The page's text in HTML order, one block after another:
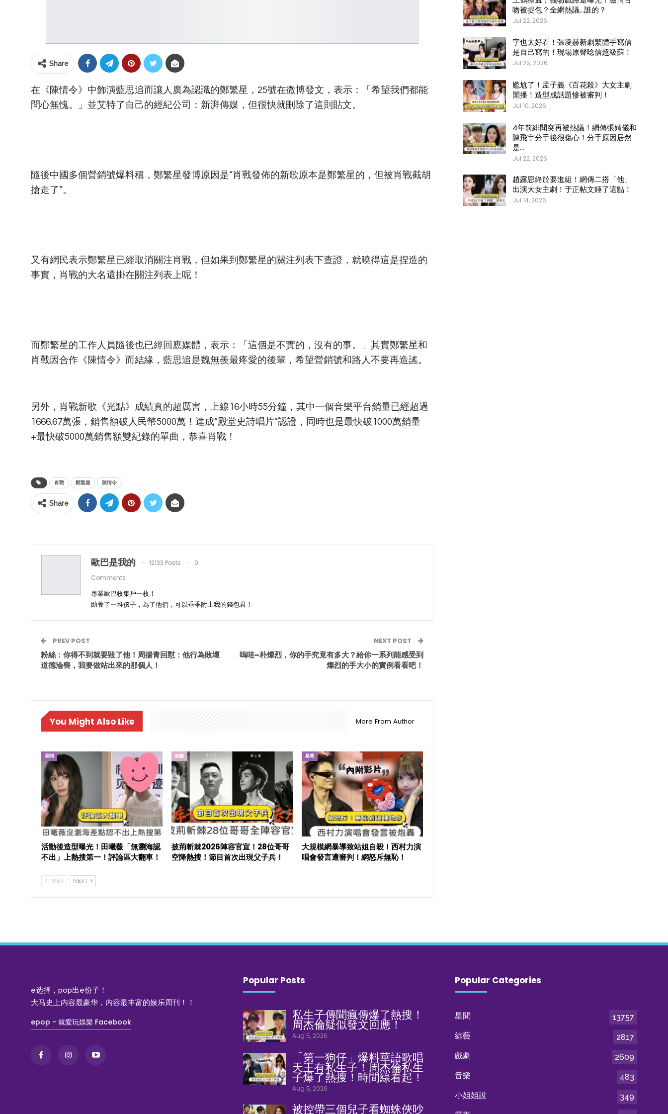
Share
在《陳情令》中飾演藍思追而讓人廣為認識的鄭繁星，25號在微博發文，表示：「希望我們都能
問心無愧。」並艾特了自己的經紀公司：新湃傳媒，但很快就刪除了這則貼文。
隨後中國多個營銷號爆料稱，鄭繁星發博原因是“肖戰發佈的新歌原本是鄭繁星的，但被肖戰截胡
搶走了”。
又有網民表示鄭繁星已經取消關注肖戰，但如果到鄭繁星的關注列表下查證，就曉得這是捏造的
事實，肖戰的大名還掛在關注列表上呢！
而鄭繁星的工作人員隨後也已經回應媒體，表示：「這個是不實的，沒有的事。」其實鄭繁星和
肖戰因合作《陳情令》而結緣，藍思追是魏無羨最疼愛的後輩，希望營銷號和路人不要再造謠。
另外，肖戰新歌《光點》成績真的超厲害，上線16小時55分鐘，其中一個音樂平台銷量已經超過
1666.67萬張，銷售額破人民幣5000萬！達成“殿堂史詩唱片”認證，同時也是最快破1000萬銷量
+最快破5000萬銷售額雙紀錄的單曲，恭喜肖戰！
肖戰 鄭繁星 陳情令
Share
歐巴是我的 12133 Posts
0
Comments
專業歐巴收集戶一枚！
助養了一堆孩子，為了他們，可以乖乖附上我的錢包君！
PREV POST
粉絲：你得不到就要毀了他！周揚青回懟：他行為敗壞
道德淪喪，我要做站出來的那個人！
NEXT POST
嗚哇~朴燦烈，你的手究竟有多大？給你一系列能感受到
燦烈的手大小的實例看看吧！
You Might Also Like More From Author
星聞
活動後造型曝光！田曦薇「無瀏海認
不出」上熱搜第一！評論區大翻車！
綜藝
披荊斬棘2026陣容官宣！28位哥哥
空降熱搜！節目首次出現父子兵！
星聞
大規模網暴導致站姐自殺！西村力演
唱會發言遭審判！網怒斥無恥！
PREV NEXT
吻被捉包？全網熱議…誰的？
Jul 22, 2026
字也太好看！張凌赫新劇繁體手寫信
是自己寫的！現場原聲唸信超級蘇！
Jul 25, 2026
尷尬了！孟子義《百花殺》大女主劇
開播！造型成話題慘被審判！
Jul 10, 2026
4年前緋聞突再被熱議！網傳張婧儀和
陳飛宇分手後很傷心！分手原因居然
是…
Jul 22, 2026
趙露思終於要進組！網傳二搭「他」
出演大女主劇！于正帖文錘了這點！
Jul 14, 2026
e选择，pop出e份子！
大马史上内容最豪华，内容最丰富的娱乐周刊！！
epop - 就愛玩娛樂 Facebook
Popular Posts
私生子傳聞瘋傳爆了熱搜！
周杰倫疑似發文回應！
Aug 5, 2026
「第一狗仔」爆料華語歌唱
天王有私生子！周杰倫私生
子爆了熱搜！時間線看起！
Aug 5, 2026
被控帶三個兒子看蜘蛛俠吵
Popular Categories
星聞
13757
綜藝
2817
戲劇
2609
音樂
483
小姐姐說
349